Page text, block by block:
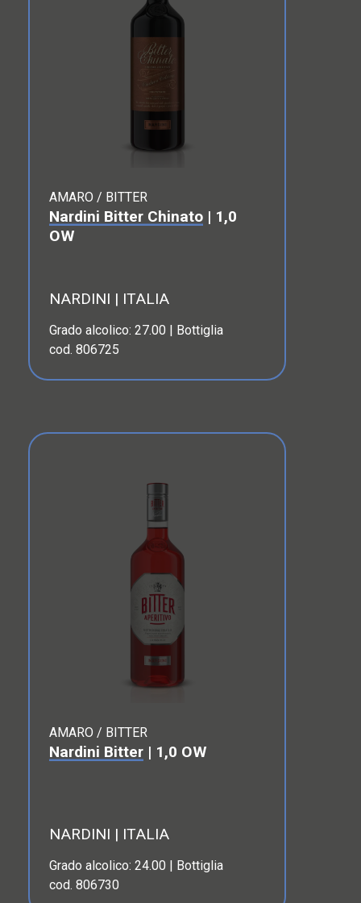
AMARO / BITTER
Nardini Bitter Chinato | 1,0
OW
NARDINI | ITALIA
Grado alcolico: 27.00 | Bottiglia
cod. 806725
AMARO / BITTER
Nardini Bitter | 1,0 OW
NARDINI | ITALIA
Grado alcolico: 24.00 | Bottiglia
cod. 806730